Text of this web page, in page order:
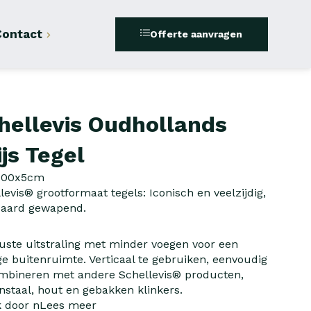
Offerte aanvragen
Oudhollands
Tegel
grootformaat tegels: Iconisch en veelzijdig,
gewapend.
uitstraling met minder voegen voor een
buitenruimte. Verticaal te gebruiken, eenvoudig
met andere Schellevis® producten,
hout en gebakken klinkers.
door nLees meer